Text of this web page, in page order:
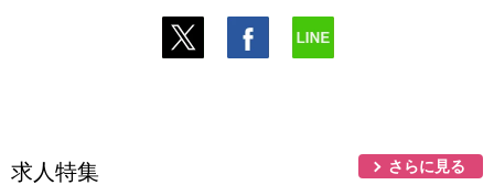
求人特集 さらに見る